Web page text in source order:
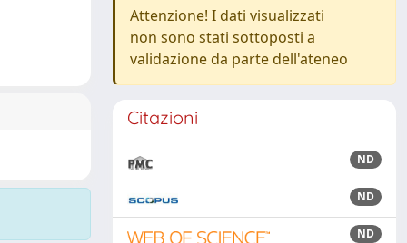
Attenzione! I dati visualizzati
non sono stati sottoposti a
validazione da parte dell'ateneo
Citazioni
ND
ND
ND